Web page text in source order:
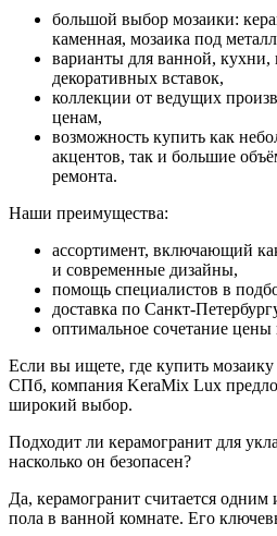
большой выбор мозаики:
каменная, мозаика под
варианты для ванной,
декоративных вставок,
коллекции от ведущих
ценам,
возможность купить как
акцентов, так и большие
ремонта.
Наши преимущества:
ассортимент, включающий
и современные дизайны,
помощь специалистов в
доставка по Санкт-
оптимальное сочетание цены
Если вы ищете, где купить
СПб, компания KeraMix Lux
широкий выбор.
Подходит ли керамогранит для
насколько он безопасен?
Да, керамогранит считается
пола в ванной комнате. Его